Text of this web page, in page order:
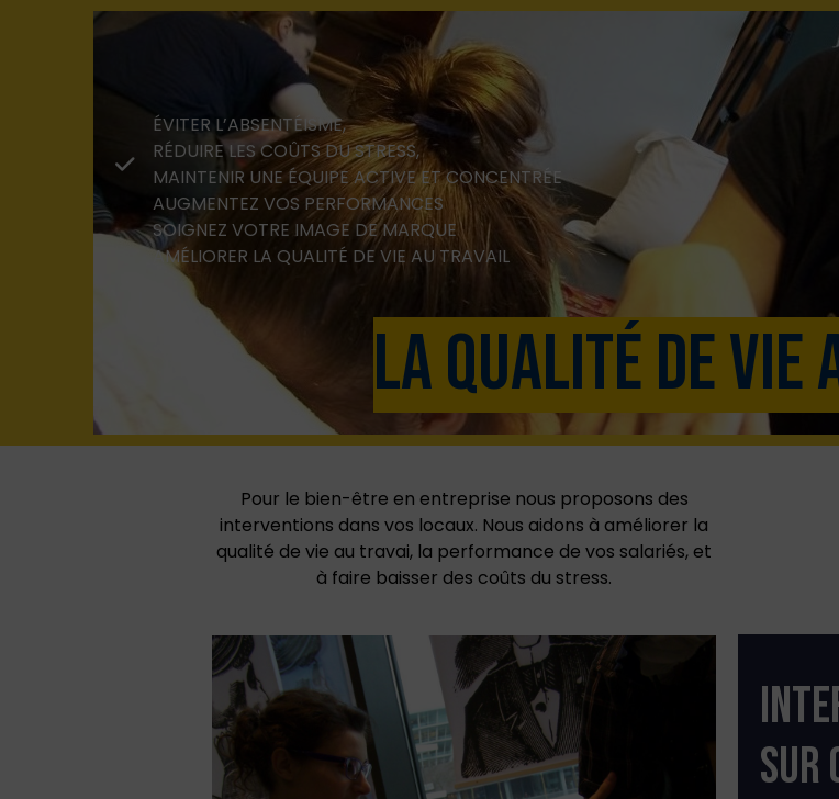
ÉVITER L’ABSENTÉISME,
RÉDUIRE LES COÛTS DU STRESS,
MAINTENIR UNE ÉQUIPE ACTIVE ET CONCENTRÉE
AUGMENTEZ VOS PERFORMANCES
SOIGNEZ VOTRE IMAGE DE MARQUE
AMÉLIORER LA QUALITÉ DE VIE AU TRAVAIL
La qualité de
Pour le bien-être en entreprise nous proposons des
interventions dans vos locaux. Nous aidons à améliorer la
qualité de vie au travai, la performance de vos salariés, et
à faire baisser des coûts du stress.
SUR